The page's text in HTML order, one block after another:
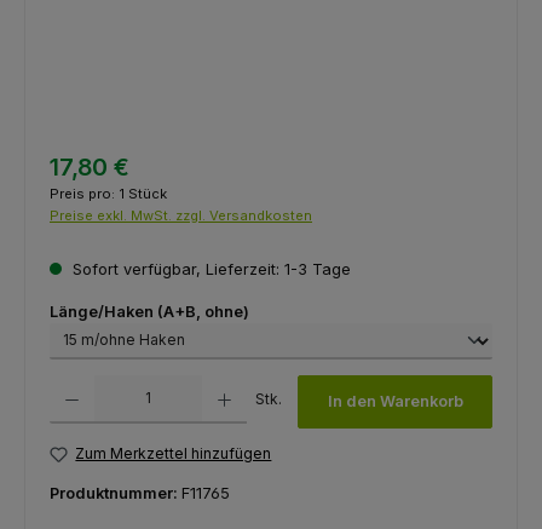
17,80 €
Preis pro: 1 Stück
Preise exkl. MwSt. zzgl. Versandkosten
Sofort verfügbar, Lieferzeit: 1-3 Tage
Länge/Haken (A+B, ohne)
Stk. In den Warenkorb
Zum Merkzettel hinzufügen
Produktnummer: F11765